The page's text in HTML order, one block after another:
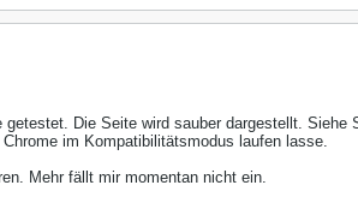
Die Seite wird sauber dargestellt. Siehe
im Kompatibilitätsmodus laufen lasse.
Mehr fällt mir momentan nicht ein.